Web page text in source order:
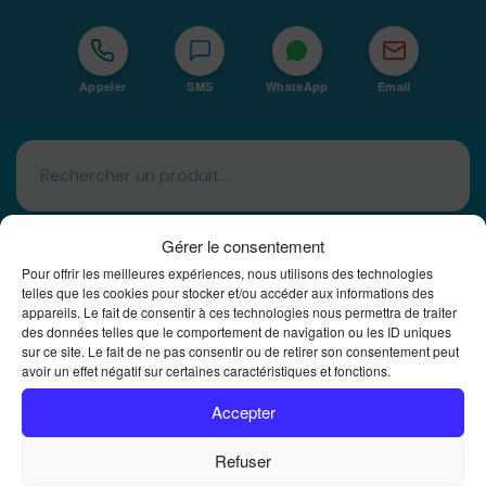
Gérer le consentement
Pour offrir les meilleures expériences, nous utilisons des technologies
telles que les cookies pour stocker et/ou accéder aux informations des
appareils. Le fait de consentir à ces technologies nous permettra de traiter
des données telles que le comportement de navigation ou les ID uniques
sur ce site. Le fait de ne pas consentir ou de retirer son consentement peut
avoir un effet négatif sur certaines caractéristiques et fonctions.
Accepter
Refuser
Appeler SMS WhatsApp Email
Basé à La Réunion · 974
Bureautique Reunion Ei
Intégrateur de solutions d'impression Bureautique et